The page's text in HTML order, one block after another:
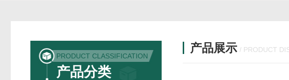
PRODUCT CLASSIFICATION
产品分类
产品展示 / PRODUCT